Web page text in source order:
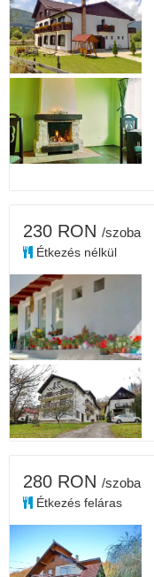
230 RON /szoba
Étkezés nélkül
280 RON /szoba
Étkezés feláras